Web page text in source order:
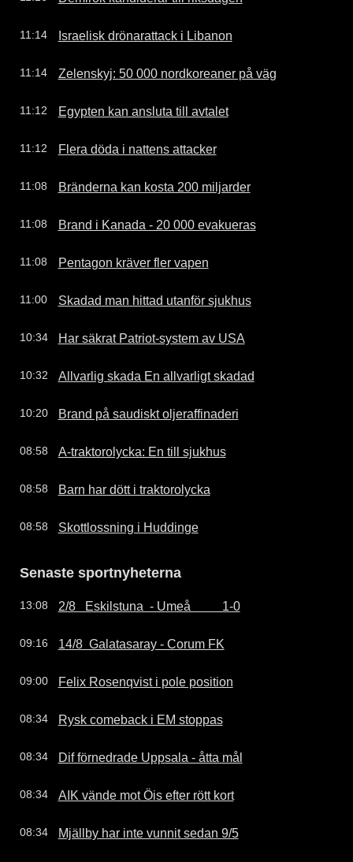
11:14 Israelisk drönarattack i Libanon
11:14 Zelenskyj: 50 000 nordkoreaner på väg
11:12 Egypten kan ansluta till avtalet
11:12 Flera döda i nattens attacker
11:08 Bränderna kan kosta 200 miljarder
11:08 Brand i Kanada - 20 000 evakueras
11:08 Pentagon kräver fler vapen
11:00 Skadad man hittad utanför sjukhus
10:34 Har säkrat Patriot-system av USA
10:32 Allvarlig skada En allvarligt skadad
10:20 Brand på saudiskt oljeraffinaderi
08:58 A-traktorolycka: En till sjukhus
08:58 Barn har dött i traktorolycka
08:58 Skottlossning i Huddinge
Senaste sportnyheterna
13:08 2/8   Eskilstuna  - Umeå          1-0
09:16 14/8  Galatasaray - Corum FK
09:00 Felix Rosenqvist i pole position
08:34 Rysk comeback i EM stoppas
08:34 Dif förnedrade Uppsala - åtta mål
08:34 AIK vände mot Öis efter rött kort
08:34 Mjällby har inte vunnit sedan 9/5